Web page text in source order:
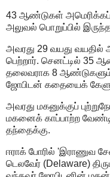
43 ஆண்டுகள் அமெரிக்கப்
அலுவல் பொறுப்பில்
அவரது 29 வயது வயதில்
பெற்றார். செனட்டில் 35
தலைவராக 8 ஆண்டுகளும்
ஜோபிடன் கதையைக்
அவரது மகனுக்குப்
மகனைக் காப்பாற்ற
தந்தைக்கு.
ஈராக் போரில் 'இராணுவ
டெலவேர் (Delaware)